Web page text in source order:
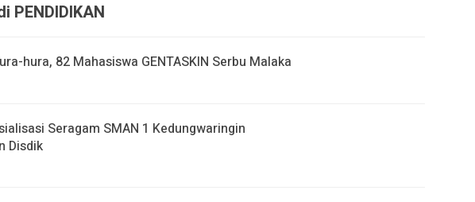
PENDIDIKAN
hura, 82 Mahasiswa GENTASKIN Serbu Malaka
Seragam SMAN 1 Kedungwaringin
Disdik